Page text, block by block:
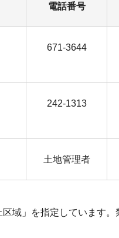
電話番号
671-3644
242-1313
土地管理者
域」を指定しています